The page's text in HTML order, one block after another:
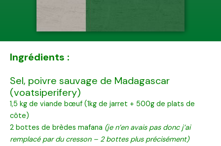
Ingrédients :
Sel, poivre sauvage de Madagascar
(voatsiperifery)
1,5 kg de viande bœuf (1kg de jarret + 500g de plats de
côte)
2 bottes de brèdes mafana (je n’en avais pas donc j’ai
remplacé par du cresson – 2 bottes plus précisément)